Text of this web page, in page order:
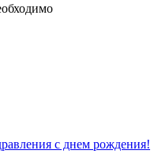
с днем рождения!